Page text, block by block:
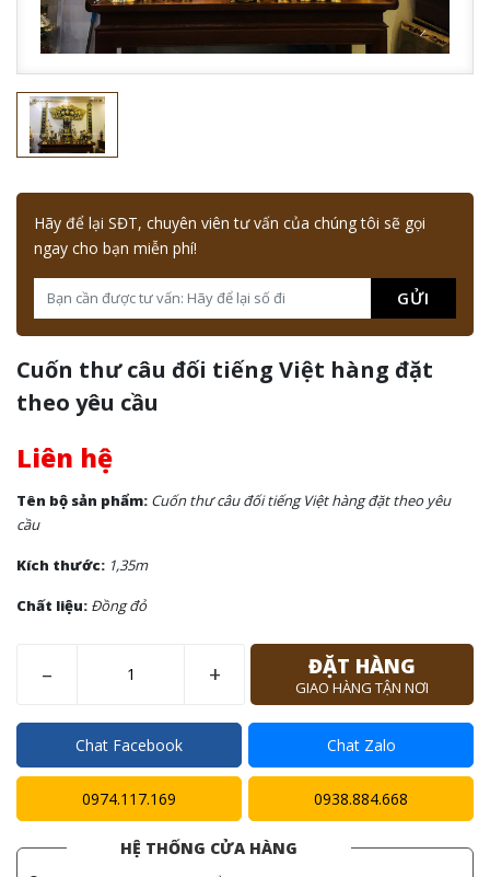
Hãy để lại SĐT, chuyên viên tư vấn của chúng tôi sẽ gọi
ngay cho bạn miễn phí!
GỬI
Cuốn thư câu đối tiếng Việt hàng đặt
theo yêu cầu
Liên hệ
Tên bộ sản phẩm: Cuốn thư câu đối tiếng Việt hàng đặt theo yêu
cầu
Kích thước: 1,35m
Chất liệu: Đồng đỏ
– + ĐẶT HÀNG
GIAO HÀNG TẬN NƠI
Chat Facebook Chat Zalo
0974.117.169 0938.884.668
HỆ THỐNG CỬA HÀNG